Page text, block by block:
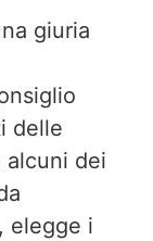
giuria
delle
alcuni dei
elegge i